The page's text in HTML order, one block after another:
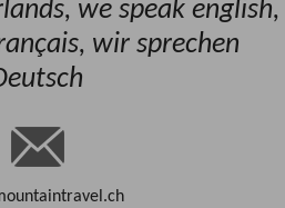
we speak english,
wir sprechen